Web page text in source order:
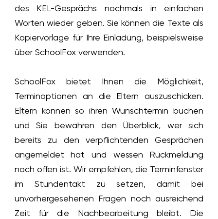
des KEL-Gesprächs nochmals in einfachen
Worten wieder geben. Sie können die Texte als
Kopiervorlage für Ihre Einladung, beispielsweise
über SchoolFox verwenden.
SchoolFox bietet Ihnen die Möglichkeit,
Terminoptionen an die Eltern auszuschicken.
Eltern können so ihren Wunschtermin buchen
und Sie bewahren den Überblick, wer sich
bereits zu den verpflichtenden Gesprächen
angemeldet hat und wessen Rückmeldung
noch offen ist. Wir empfehlen, die Terminfenster
im Stundentakt zu setzen, damit bei
unvorhergesehenen Fragen noch ausreichend
Zeit für die Nachbearbeitung bleibt. Die